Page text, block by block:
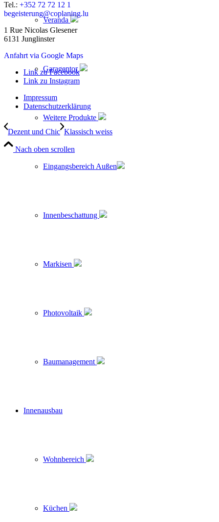
Veranda
Garagentor
Weitere Produkte
Eingangsbereich Außen
Innenbeschattung
Markisen
Photovoltaik
Baumanagement
Innenausbau
Wohnbereich
Küchen
Tel.: +352 72 72 12 1
begeisterung@coplaning.lu
1 Rue Nicolas Glesener
6131 Junglinster
Anfahrt via Google Maps
Link zu Facebook
Link zu Instagram
Impressum
Datenschutzerklärung
Dezent und Chic Klassisch weiss
Nach oben scrollen